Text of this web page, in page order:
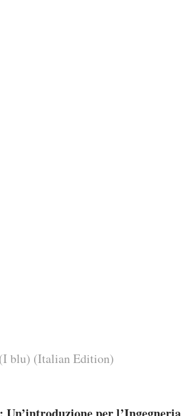
blu) (Italian Edition)